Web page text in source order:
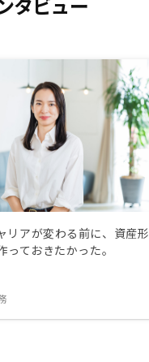
リアが変わる前に、資産形
っておきたかった。